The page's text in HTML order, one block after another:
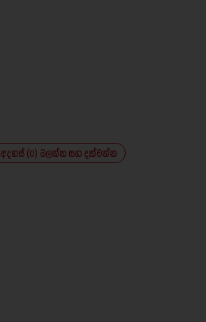
අදහස් (0) බලන්න සහ දක්වන්න